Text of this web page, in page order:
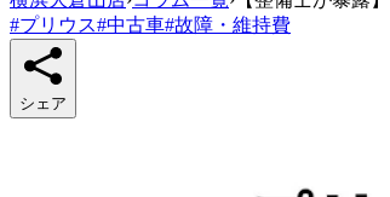
#プリウス#中古車#故障・維持費
シェア